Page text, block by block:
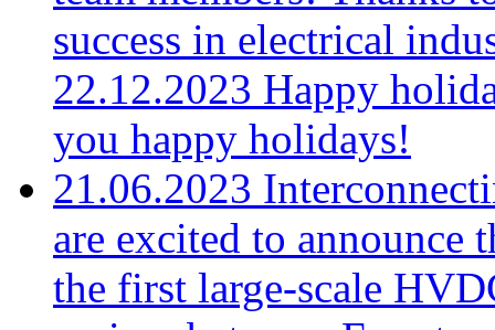
success in electrical
22.12.2023 Happy
you happy holidays!
21.06.2023
are excited to
the first large-scale